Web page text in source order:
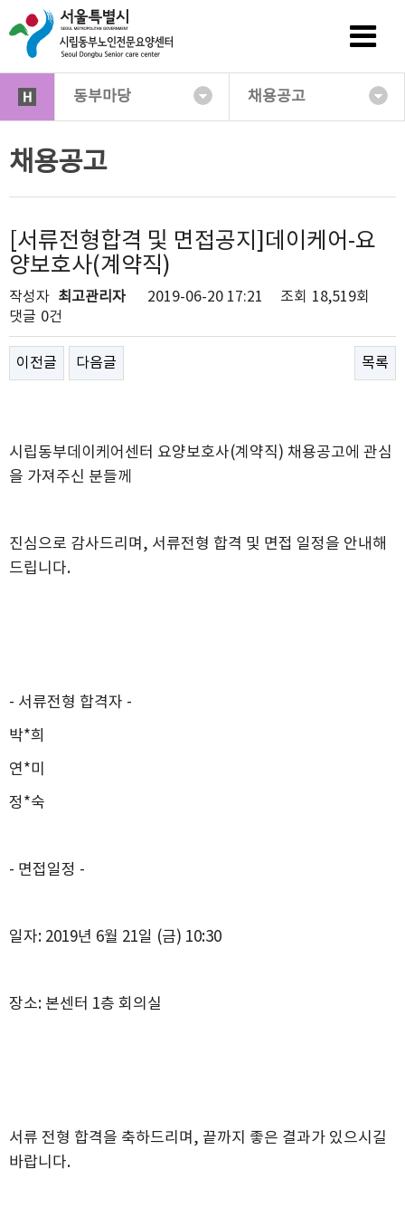
동부마당 채용공고
채용공고
[서류전형합격 및 면접공지]데이케어-요
양보호사(계약직)
작성자 최고관리자 2019-06-20 17:21 조회 18,519회
댓글 0건
이전글 다음글 목록
시립동부데이케어센터 요양보호사(계약직 ) 채용공고에 관심
을 가져주신 분들께
진심으로 감사드리며 , 서류전형 합격 및 면접 일정을 안내해
드립니다.
- 서류전형 합격자 -
박*희
연*미
정*숙
- 면접일정 -
일자: 2019년 6월 21일 (금) 10:30
장소: 본센터 1층 회의 실
서류 전형 합격을 축하드리며 , 끝까지 좋은 결과가 있으시길
바랍니다.